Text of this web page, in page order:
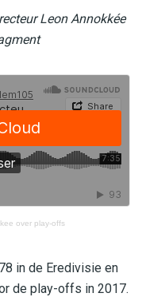
Leon Annokkée
over play-offs
in de Eredivisie en
de play-offs in 2017.